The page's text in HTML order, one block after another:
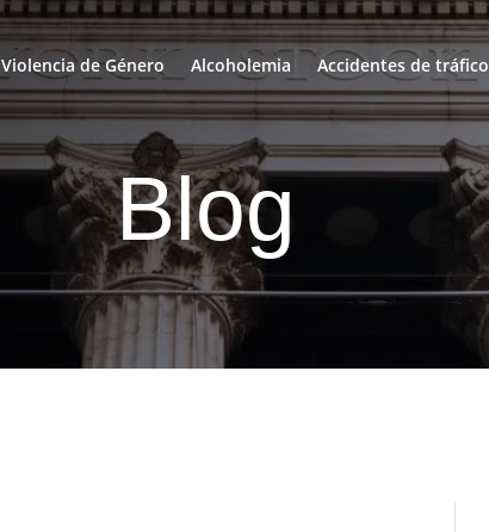
Violencia de Género Alcoholemia Accidentes de tráfico
Blog